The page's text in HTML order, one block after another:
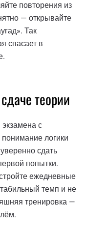
повторения из
— открывайте
Так
спасает в
теории
с
логики
сдать
попытки.
ежедневные
темп и не
тренировка —